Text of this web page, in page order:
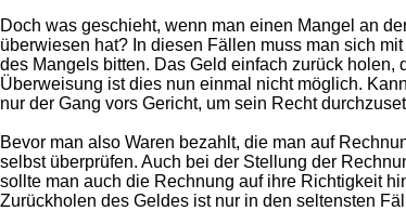
Doch was geschieht, wenn man einen Mangel an
überwiesen hat? In diesen Fällen muss man sich
des Mangels bitten. Das Geld einfach zurück
Überweisung ist dies nun einmal nicht möglich.
nur der Gang vors Gericht, um sein Recht
Bevor man also Waren bezahlt, die man auf
selbst überprüfen. Auch bei der Stellung der
sollte man auch die Rechnung auf ihre Richtigkeit
Zurückholen des Geldes ist nur in den seltensten